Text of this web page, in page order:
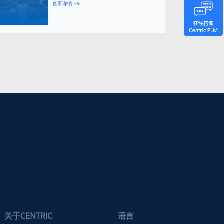
查看详情
关于CENTRIC
语言